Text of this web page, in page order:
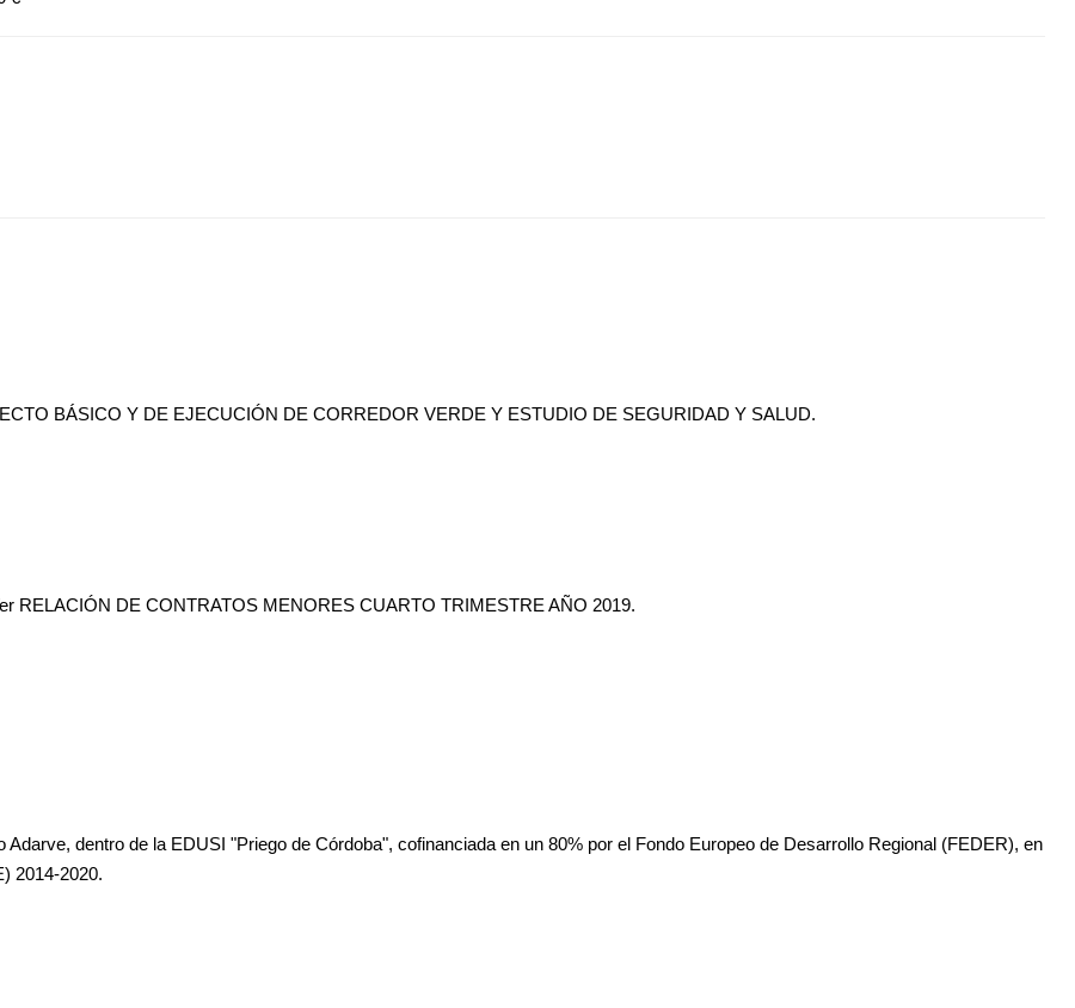
BÁSICO Y DE EJECUCIÓN DE CORREDOR VERDE Y ESTUDIO DE SEGURIDAD Y SALUD.
RELACIÓN DE CONTRATOS MENORES CUARTO TRIMESTRE AÑO 2019.
dentro de la EDUSI "Priego de Córdoba", cofinanciada en un 80% por el Fondo Europeo de Desarrollo Regional (FEDER), en
2014-2020.